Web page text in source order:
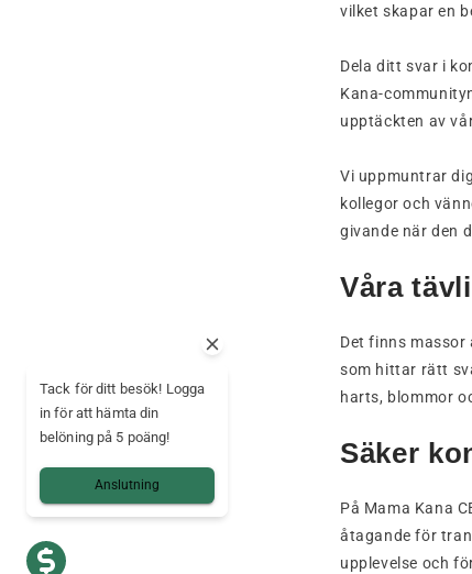
vilket skapar en
Dela ditt svar i
Kana-
upptäckten av
Vi uppmuntrar
kollegor och
givande när den
Våra
Det finns massor
som hittar rätt
harts, blommor
Säker
På Mama Kana
åtagande för
upplevelse och
Tack för ditt besök! Logga
in för att hämta din
belöning på 5 poäng!
Anslutning